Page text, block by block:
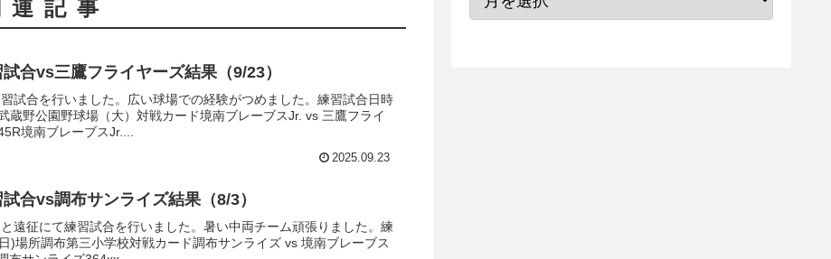
連記事
合vs三鷹フライヤーズ結果（9/23）
試合を行いました。広い球場での経験がつめました。練習試合日時
蔵野公園野球場（大）対戦カード境南ブレーブスJr. vs 三鷹フライ
境南ブレーブスJr....
2025.09.23
合vs調布サンライズ結果（8/3）
遠征にて練習試合を行いました。暑い中両チーム頑張りました。練
)場所調布第三小学校対戦カード調布サンライズ vs 境南ブレーブス